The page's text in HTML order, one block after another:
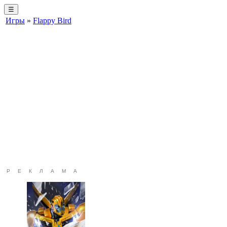
☰
Игры » Flappy Bird
РЕКЛАМА